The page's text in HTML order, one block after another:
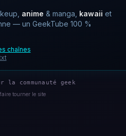
anime & manga, kawaii et
— un GeekTube 100 %
chaînes
la communauté geek
tourner le site